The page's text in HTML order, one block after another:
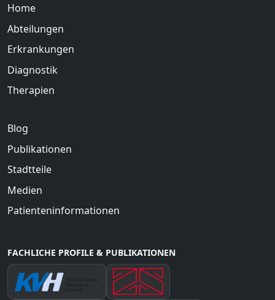
Home
Abteilungen
Erkrankungen
Diagnostik
Therapien
Blog
Publikationen
Stadtteile
Medien
Patienteninformationen
FACHLICHE PROFILE & PUBLIKATIONEN